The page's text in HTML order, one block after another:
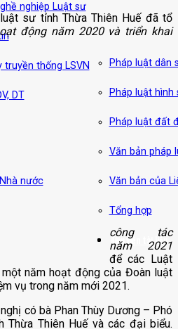
DT
nghiệp Luật sư
thống LSVN Pháp luật dân
Pháp luật hình
Pháp luật đất
Văn bản pháp
nước Văn bản của
Tổng hợp
Thư viện tài liệu
Liên hệ
sư tỉnh Thừa Thiên Huế đã tổ
động năm 2020 và triển khai
công tác
năm 2021
để các Luật
năm hoạt động của Đoàn luật
vụ trong năm mới 2021.
có bà Phan Thùy Dương – Phó
Thừa Thiên Huế và các đại biểu.